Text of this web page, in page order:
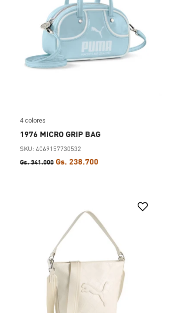
4 colores
1976 MICRO GRIP BAG
SKU: 4069157730532
Gs. 341.000 Gs. 238.700